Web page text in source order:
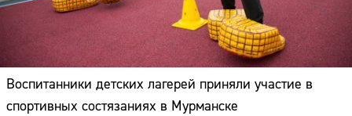
Воспитанники детских лагерей приняли участие в
спортивных состязаниях в Мурманске